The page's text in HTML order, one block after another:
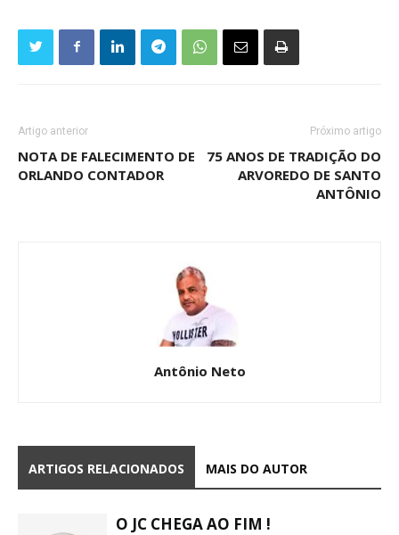
Artigo anterior
NOTA DE FALECIMENTO DE
ORLANDO CONTADOR
Próximo artigo
75 ANOS DE TRADIÇÃO DO
ARVOREDO DE SANTO
ANTÔNIO
Antônio Neto
ARTIGOS RELACIONADOS MAIS DO AUTOR
O JC CHEGA AO FIM !